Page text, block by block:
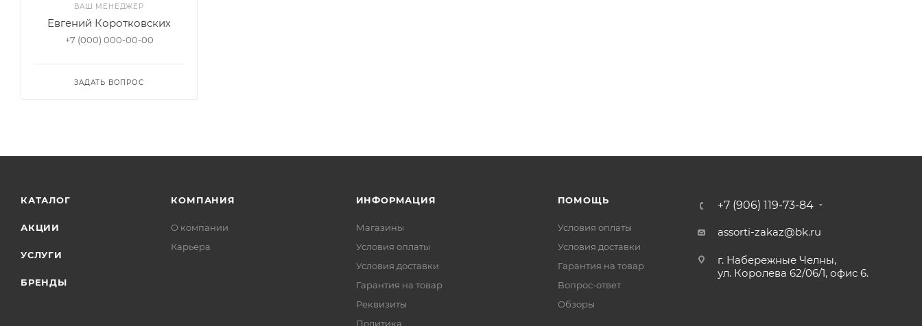
ВАШ МЕНЕДЖЕР
Евгений Коротковских
+7 (000) 000-00-00
ЗАДАТЬ ВОПРОС
КАТАЛОГ
АКЦИИ
УСЛУГИ
БРЕНДЫ
КОМПАНИЯ
О компании
Карьера
ИНФОРМАЦИЯ
Магазины
Условия оплаты
Условия доставки
Гарантия на товар
Реквизиты
Политика
ПОМОЩЬ
Условия оплаты
Условия доставки
Гарантия на товар
Вопрос-ответ
Обзоры
+7 (906) 119-73-84
assorti-zakaz@bk.ru
г. Набережные Челны,
ул. Королева 62/06/1, офис 6.